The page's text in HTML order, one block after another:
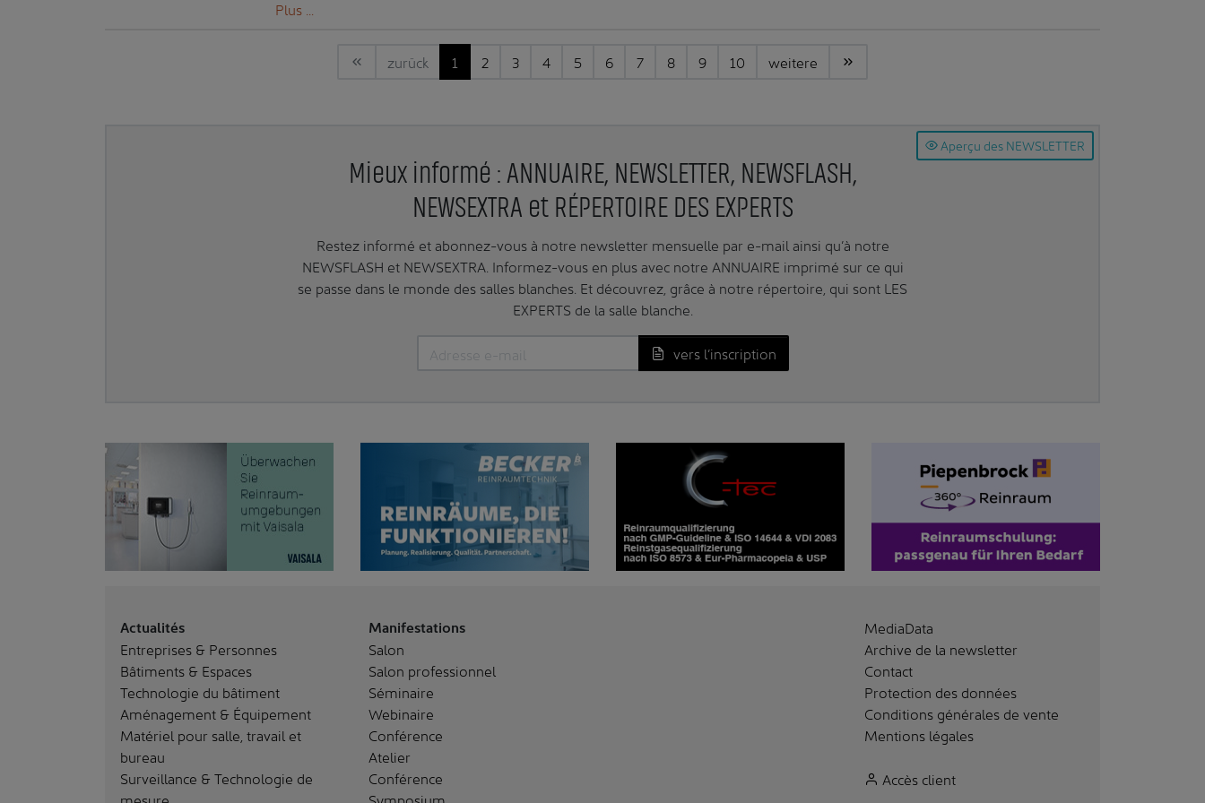
Plus ...
zurück 1 2 3 4 5 6 7 8 9 10 weitere
Aperçu des NEWSLETTER
Mieux informé : ANNUAIRE, NEWSLETTER, NEWSFLASH,
NEWSEXTRA et RÉPERTOIRE DES EXPERTS
Restez informé et abonnez-vous à notre newsletter mensuelle par e-mail ainsi qu’à notre
NEWSFLASH et NEWSEXTRA. Informez-vous en plus avec notre ANNUAIRE imprimé sur ce qui
se passe dans le monde des salles blanches. Et découvrez, grâce à notre répertoire, qui sont LES
EXPERTS de la salle blanche.
vers l’inscription
Actualités
Entreprises & Personnes
Bâtiments & Espaces
Technologie du bâtiment
Aménagement & Équipement
Matériel pour salle, travail et
bureau
Surveillance & Technologie de
Manifestations
Salon
Salon professionnel
Séminaire
Webinaire
Conférence
Atelier
Conférence
MediaData
Archive de la newsletter
Contact
Protection des données
Conditions générales de vente
Mentions légales
Accès client